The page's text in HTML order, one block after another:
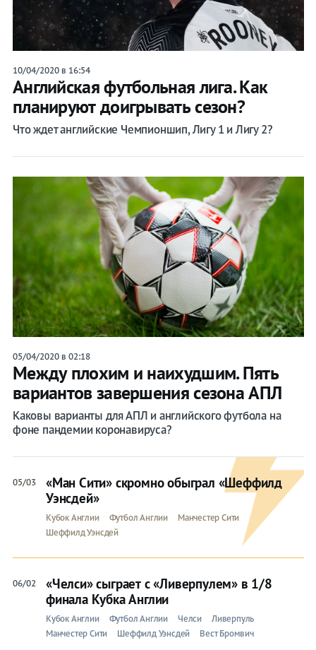
10/04/2020 в 16:54
Английская футбольная лига. Как
планируют доигрывать сезон?
Что ждет английские Чемпионшип, Лигу 1 и Лигу 2?
05/04/2020 в 02:18
Между плохим и наихудшим. Пять
вариантов завершения сезона АПЛ
Каковы варианты для АПЛ и английского футбола на
фоне пандемии коронавируса?
05/03
«Ман Сити» скромно обыграл «Шеффилд
Уэнсдей»
Кубок Англии Футбол Англии
Манчестер Сити
Шеффилд Уэнсдей
06/02
«Челси» сыграет с «Ливерпулем» в 1/8
финала Кубка Англии
Кубок Англии Футбол Англии Челси
Ливерпуль
Манчестер Сити
Шеффилд Уэнсдей Вест Бромвич